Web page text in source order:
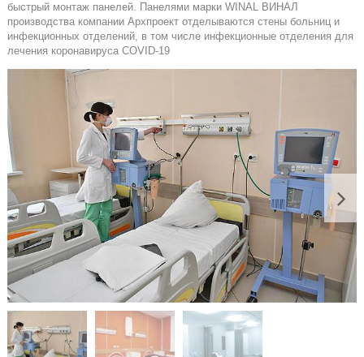
быстрый монтаж панелей. Панелями марки WINAL ВИНАЛ
производства компании Архпроект отделываются стены больниц и
инфекционных отделений, в том числе инфекционные отделения для
лечения коронавируса COVID-19